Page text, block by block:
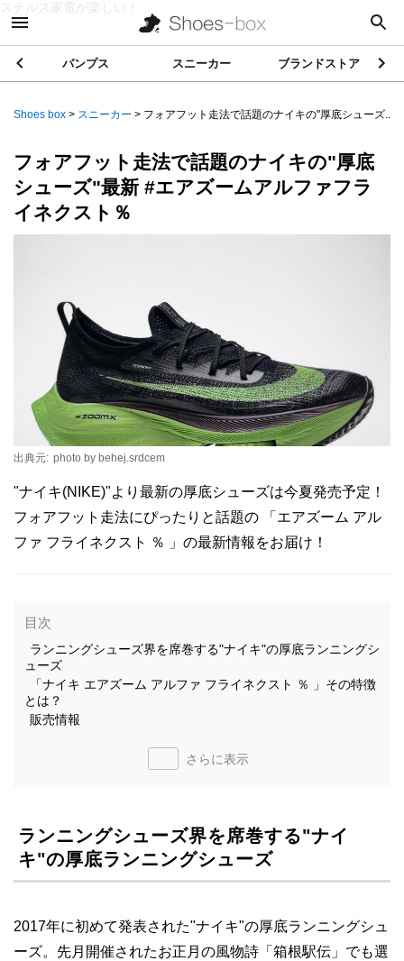
ステルス家電が楽しい！
パンプス スニーカー ブランドストア
Shoes box > スニーカー > フォアフット走法で話題のナイキの"厚底シューズ...
フォアフット走法で話題のナイキの"厚底
シューズ"最新 #エアズームアルファフラ
イネクスト％
出典元: photo by behej.srdcem
"ナイキ(NIKE)"より最新の厚底シューズは今夏発売予定！
フォアフット走法にぴったりと話題の 「エアズーム アル
ファ フライネクスト ％ 」の最新情報をお届け！
目次
ランニングシューズ界を席巻する"ナイキ"の厚底ランニングシ
ューズ
「ナイキ エアズーム アルファ フライネクスト ％ 」その特徴
とは？
販売情報
さらに表示
ランニングシューズ界を席巻する"ナイ
キ"の厚底ランニングシューズ
2017年に初めて発表された"ナイキ"の厚底ランニングシュ
ーズ。先月開催されたお正月の風物詩「箱根駅伝」でも選